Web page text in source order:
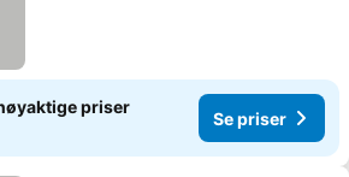
priser
Se priser